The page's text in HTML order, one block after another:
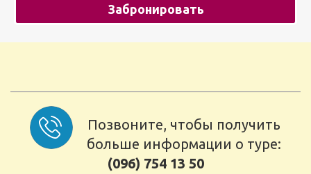
Забронировать
Позвоните, чтобы получить
больше информации о туре:
(096) 754 13 50